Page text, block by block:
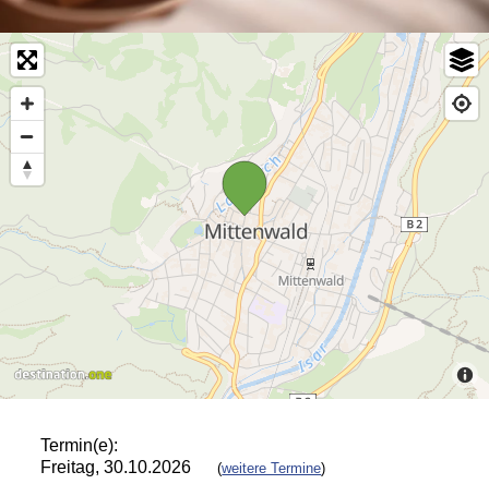
Termin(e):
Freitag, 30.10.2026
(weitere Termine)